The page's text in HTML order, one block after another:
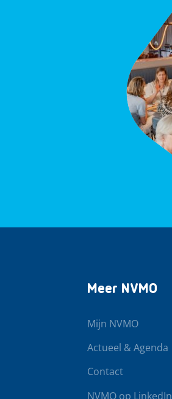
Meer NVMO
Mijn NVMO
Actueel & Agenda
Contact
NVMO op LinkedIn